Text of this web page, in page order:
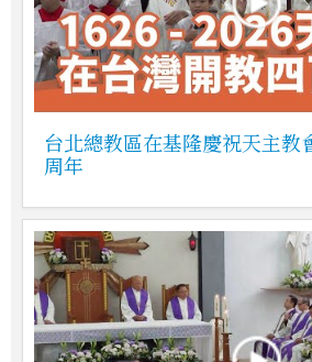
台北總教區在基隆慶祝天主教
周年